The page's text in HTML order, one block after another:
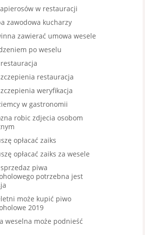
w restauracji
zawodowa kucharzy
zawierać umowa wesele
po weselu
restauracja
restauracja
weryfikacja
w gastronomii
robic zdjecia osobom
opłacać zaiks
opłacać zaiks za wesele
piwa
potrzebna jest
może kupić piwo
2019
weselna może podnieść